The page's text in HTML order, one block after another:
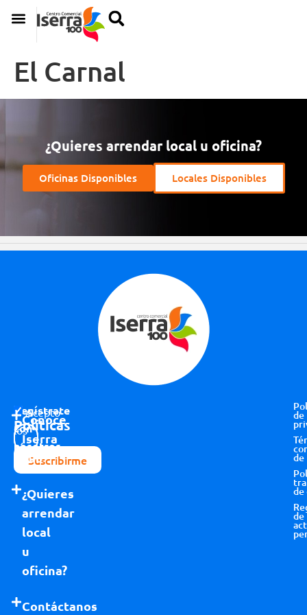
El Carnal
¿Quieres arrendar local u oficina?
Oficinas Disponibles Locales Disponibles
Regístrate
con
nosotros
Acepto
los
términos y
condiciones
Suscribirme
Conoce
Iserra
100
¿Quieres
arrendar
local
u
oficina?
Contáctanos
Políticas
de
de
de
de